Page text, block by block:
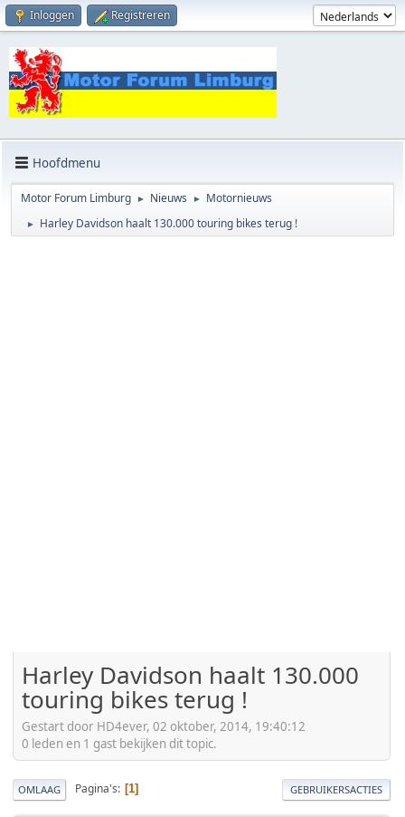
Inloggen Registreren
Hoofdmenu
Motor Forum Limburg ► Nieuws ► Motornieuws
► Harley Davidson haalt 130.000 touring bikes terug !
Harley Davidson haalt 130.000
touring bikes terug !
Gestart door HD4ever, 02 oktober, 2014, 19:40:12
0 leden en 1 gast bekijken dit topic.
OMLAAG Pagina's 1 GEBRUIKERSACTIES